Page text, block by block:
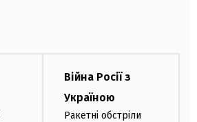
Війна Росії з
Україною
Ракетні обстріли